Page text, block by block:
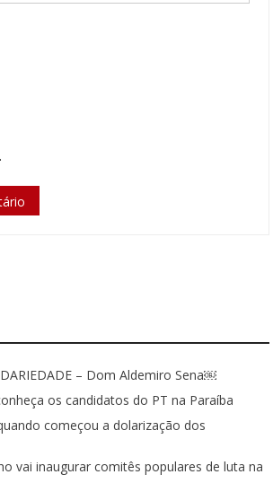
– Dom Aldemiro Sena￼
os candidatos do PT na Paraíba
começou a dolarização dos
vai inaugurar comitês populares de luta na